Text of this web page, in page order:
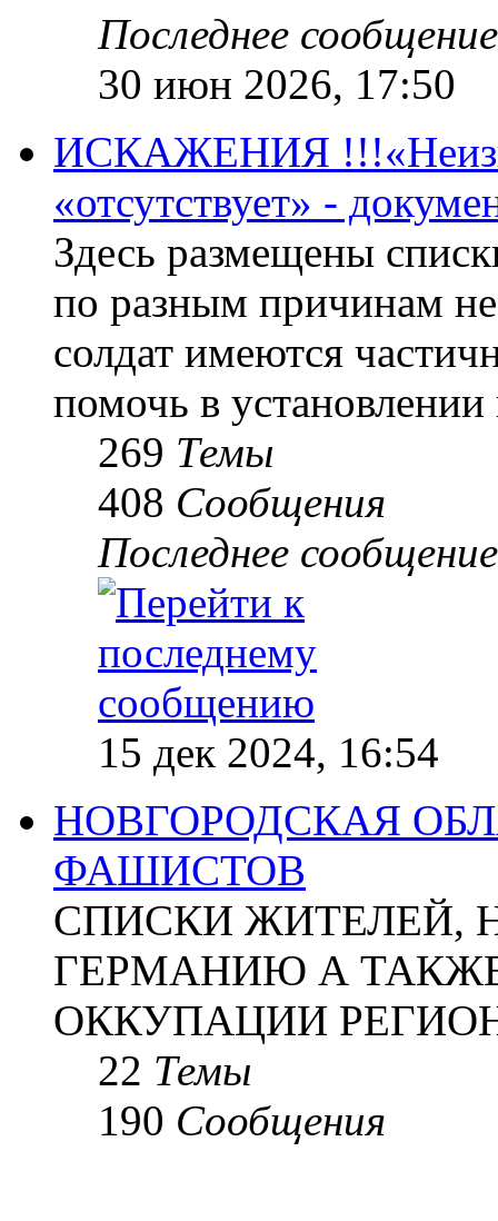
Последнее сообщение
30 июн 2026, 17:50
ИСКАЖЕНИЯ
«отсутствует» -
Здесь размещены
по разным причинам
солдат имеются
помочь в
269 Темы
408 Сообщения
Последнее сообщение
15 дек 2024, 16:54
НОВГОРОДСКАЯ
ФАШИСТОВ
СПИСКИ ЖИТЕЛЕЙ,
ГЕРМАНИЮ А
ОККУПАЦИИ
22 Темы
190 Сообщения